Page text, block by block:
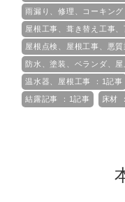
雨漏り、修理、コーキン
屋根工事、葺き替え工事
屋根点検、屋根工事、悪
防水、塗装、ベランダ、
温水器、屋根工事 ：1記事
結露記事 ：1記事 床材